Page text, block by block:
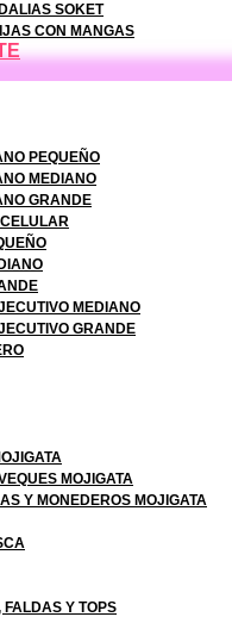
SOKET
CON MANGAS
PEQUEÑO
MEDIANO
GRANDE
MEDIANO
GRANDE
MOJIGATA
Y MONEDEROS MOJIGATA
FALDAS Y TOPS